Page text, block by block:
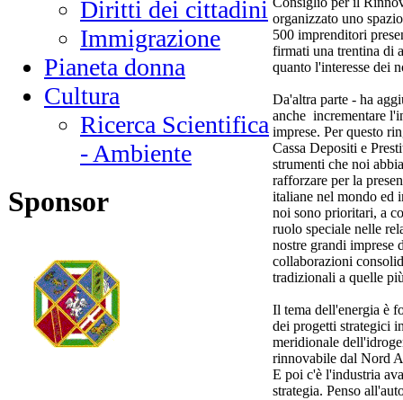
Diritti dei cittadini
Immigrazione
Pianeta donna
Cultura
Ricerca Scientifica
- Ambiente
Sponsor
organizzato uno
500 imprenditori
firmati una trentina di
quanto l'interesse dei
Da'altra parte - ha
anche incrementare
imprese. Per questo
Cassa Depositi e
strumenti che noi
rafforzare per la
italiane nel mondo ed
noi sono prioritari, a
ruolo speciale nelle
nostre grandi imprese
collaborazioni
tradizionali a quelle
Il tema dell'energia è
dei progetti strategici
meridionale
rinnovabile dal Nord
E poi c'è l'industria
strategia. Penso